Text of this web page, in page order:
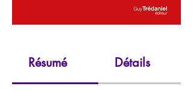
Résumé Détails